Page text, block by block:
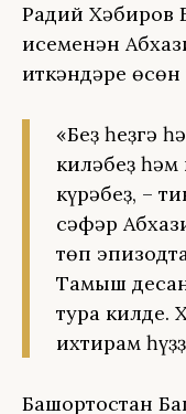
Радий Хәбиров
исеменән
иткәндәре өсөн
«Беҙ һеҙгә
киләбеҙ һәм
күрәбеҙ, –
сәфәр
төп
Тамыш
тура килде.
ихтирам
Башҡортостан